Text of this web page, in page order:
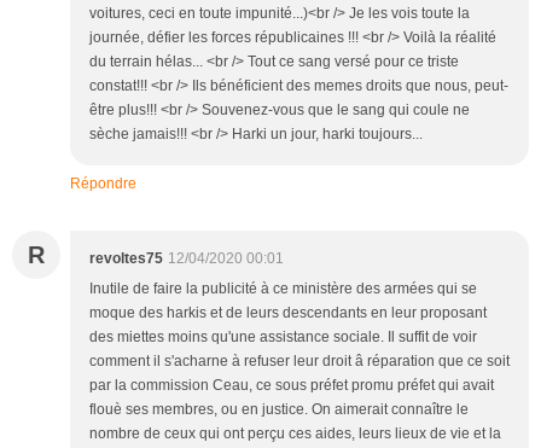
voitures, ceci en toute impunité...)<br /> Je les vois toute la
journée, défier les forces républicaines !!! <br /> Voilà la réalité
du terrain hélas... <br /> Tout ce sang versé pour ce triste
constat!!! <br /> Ils bénéficient des memes droits que nous, peut-
être plus!!! <br /> Souvenez-vous que le sang qui coule ne
sèche jamais!!! <br /> Harki un jour, harki toujours...
Répondre
R revoltes75 12/04/2020 00:01
Inutile de faire la publicité à ce ministère des armées qui se
moque des harkis et de leurs descendants en leur proposant
des miettes moins qu'une assistance sociale. Il suffit de voir
comment il s'acharne à refuser leur droit â réparation que ce soit
par la commission Ceau, ce sous préfet promu préfet qui avait
flouè ses membres, ou en justice. On aimerait connaître le
nombre de ceux qui ont perçu ces aides, leurs lieux de vie et la